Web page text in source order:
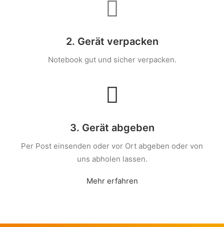
2. Gerät verpacken
Notebook gut und sicher verpacken.
3. Gerät abgeben
Per Post einsenden oder vor Ort abgeben oder von
uns abholen lassen.
Mehr erfahren